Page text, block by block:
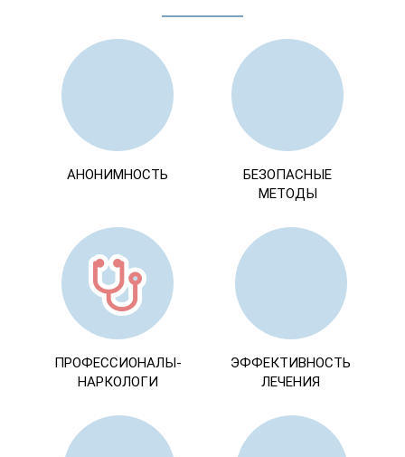
АНОНИМНОСТЬ
БЕЗОПАСНЫЕ
МЕТОДЫ
ПРОФЕССИОНАЛЫ-
НАРКОЛОГИ
ЭФФЕКТИВНОСТЬ
ЛЕЧЕНИЯ